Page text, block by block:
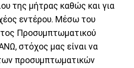
της μήτρας καθώς και για
εντέρου. Μέσω του
Προσυμπτωματικού
στόχος μας είναι να
προσυμπτωματικών